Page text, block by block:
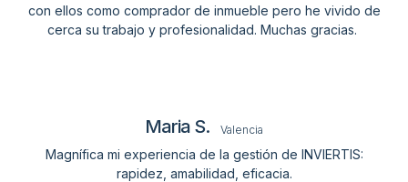
con ellos como comprador de inmueble pero he vivido de
cerca su trabajo y profesionalidad. Muchas gracias.
Maria S. Valencia
Magnífica mi experiencia de la gestión de INVIERTIS:
rapidez, amabilidad, eficacia.